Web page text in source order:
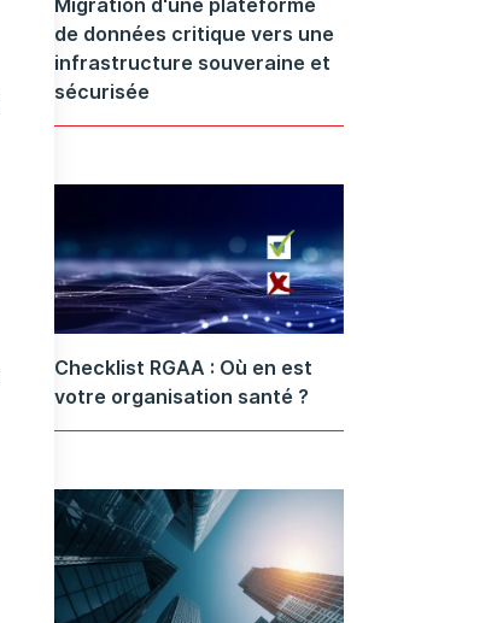
Migration d'une plateforme
de données critique vers une
infrastructure souveraine et
sécurisée
Checklist RGAA : Où en est
votre organisation santé ?